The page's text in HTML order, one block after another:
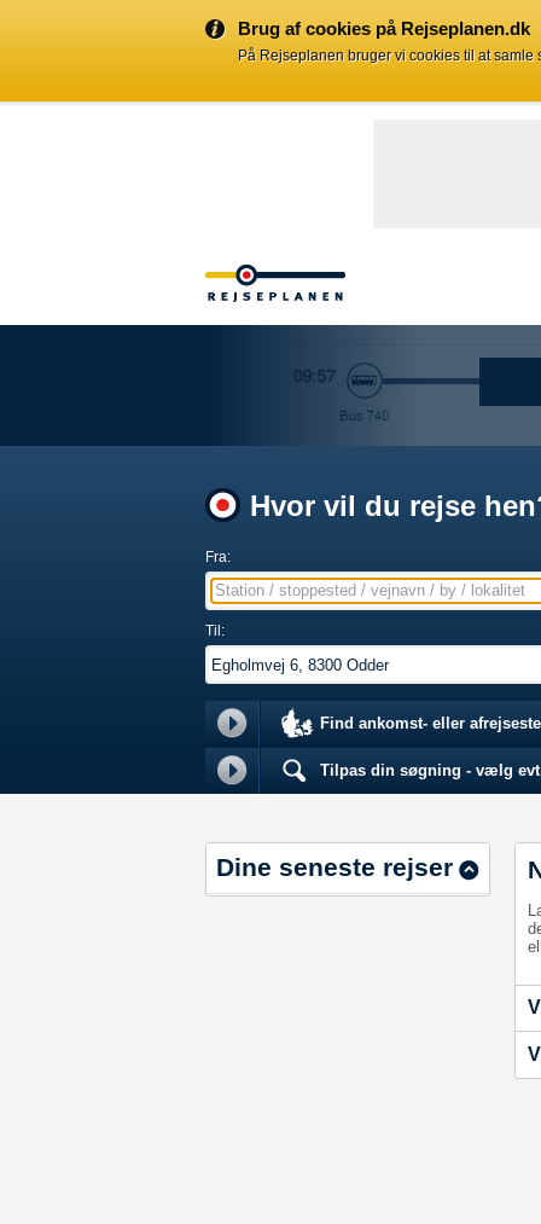
Brug af cookies på Rejseplanen.dk
På Rejseplanen bruger vi cookies til at
Hvor vil du rejse
Fra:
Station / stoppested / vejnavn / by / lokalitet
Til:
Find ankomst- eller
Tilpas din søgning - vælg
Dine seneste rejser